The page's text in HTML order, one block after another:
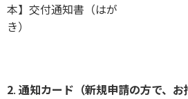
本】交付通知書（はが
き）
2. 通知カード（新規申請の方で、お